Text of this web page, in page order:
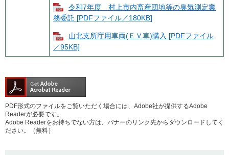
令和7年度 村上市内畜産団地等の臭気測定業
務委託 [PDFファイル／180KB]
山北支所庁用車両(ＥＶ車)購入 [PDFファイル
／95KB]
PDF形式のファイルをご覧いただく場合には、Adobe社が提供するAdobe
Readerが必要です。
Adobe Readerをお持ちでない方は、バナーのリンク先からダウンロードしてく
ださい。（無料）